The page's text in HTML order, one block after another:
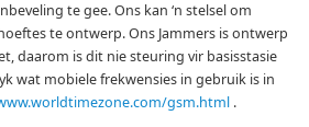
te gee.Ons kan ‘n stelsel om
te ontwerp.Ons Jammers is ontwerp
daarom is dit nie steuring vir basisstasie
wat mobiele frekwensies in gebruik is in
gsm.html.